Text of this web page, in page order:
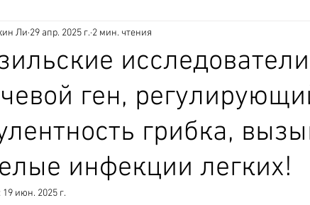
другое саморазвитие
космос география палеонтология
ген,
грибка,
инфекции легких!
Ли 29 апр. 2025 г. 2 мин. чтения
19 июн. 2025 г.